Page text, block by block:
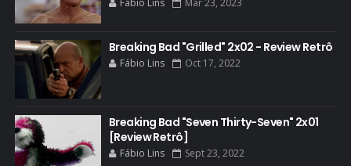
BETSY BRANDT
BETTER CALL SAUL
BLOOPERS
BLU-RAY
BOB ODENKIRK
BOB ODENKIRK CINEMA
Fábio Lins Mar 23, 2023
Breaking Bad "Grilled" 2x02 - Review Retrô
Fábio Lins Oct 17, 2022
Breaking Bad "Seven Thirty-Seven" 2x01
[Review Retrô]
Fábio Lins Sept 23, 2022